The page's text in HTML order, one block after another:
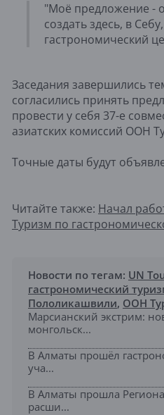
"Моё предложение -
создать здесь, в
гастрономический
Заседания завершились
согласились принять
провести у себя 37-е
азиатских комиссий ООН
Точные даты будут
Читайте также: Начал
Туризм по
Новости по тегам: UN
гастрономический
Пололикашвили, ООН
Марсианский экстрим:
монгольск...
В Алматы прошёл
уча...
В Алматы прошла
расши...